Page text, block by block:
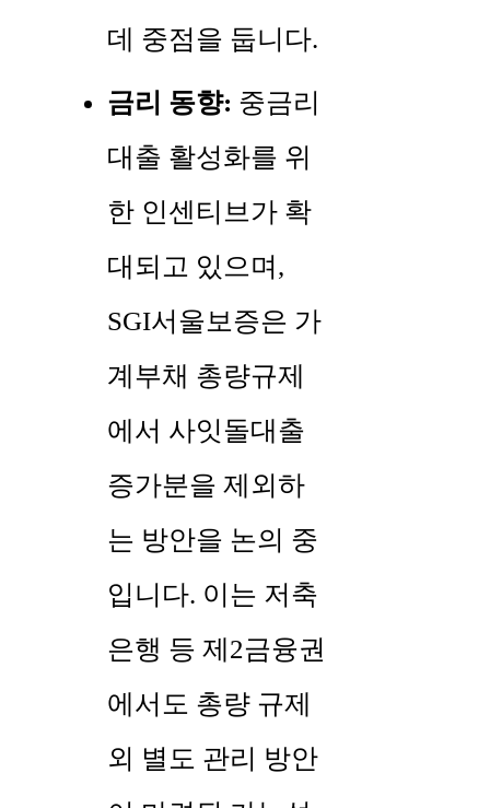
데 중점을 둡니다.
금리 동향: 중금리
대출 활성화를 위
한 인센티브가 확
대되고 있으며,
SGI서울보증은 가
계부채 총량규제
에서 사잇돌대출
증가분을 제외하
는 방안을 논의 중
입니다. 이는 저축
은행 등 제2금융권
에서도 총량 규제
외 별도 관리 방안